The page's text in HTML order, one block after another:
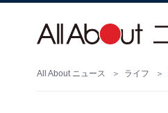
All About ニュース ライフ